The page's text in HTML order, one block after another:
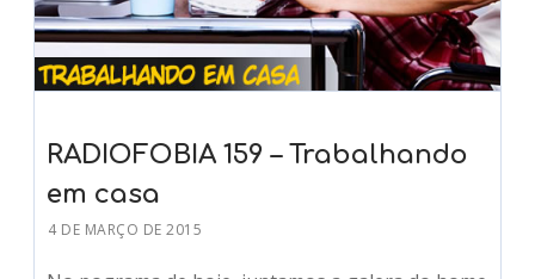
RADIOFOBIA 159 – Trabalhando
em casa
4 DE MARÇO DE 2015